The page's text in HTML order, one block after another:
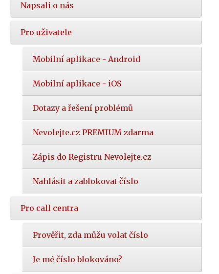
Napsali o nás
Pro uživatele
Mobilní aplikace - Android
Mobilní aplikace - iOS
Dotazy a řešení problémů
Nevolejte.cz PREMIUM zdarma
Zápis do Registru Nevolejte.cz
Nahlásit a zablokovat číslo
Pro call centra
Prověřit, zda můžu volat číslo
Je mé číslo blokováno?